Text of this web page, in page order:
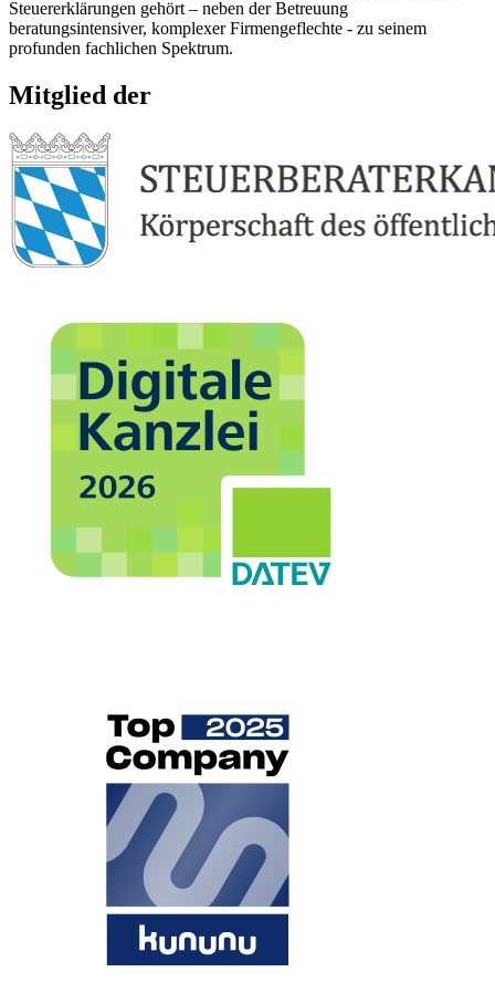
Steuererklärungen gehört – neben der Betreuung
beratungsintensiver, komplexer Firmengeflechte - zu seinem
profunden fachlichen Spektrum.
Mitglied der